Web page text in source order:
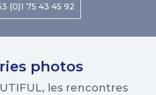
(0)1 75 43 45 92
photos
les rencontres